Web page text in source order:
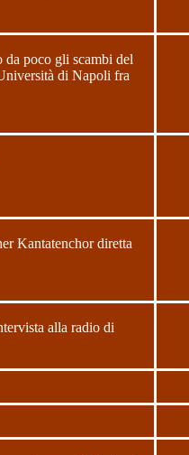
da poco gli scambi del
di Napoli fra
Kantatenchor diretta
alla radio di